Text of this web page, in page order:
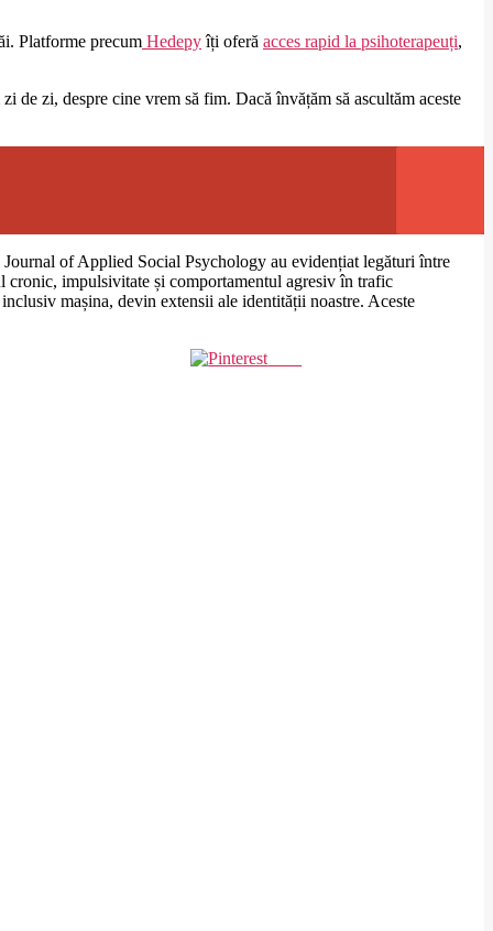
Platforme precum Hedepyîți oferă acces rapid la psihoterapeuți,
de zi, despre cine vrem să fim. Dacă învățăm să ascultăm aceste
of Applied Social Psychology au evidențiat legături între
cronic, impulsivitate și comportamentul agresiv în trafic
mașina, devin extensii ale identității noastre. Aceste